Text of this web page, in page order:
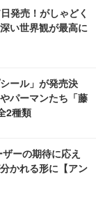
発売！がしゃどく
い世界観が最高に
ール」が発売決
パーマンたち「藤
2種類
ーの期待に応え
かれる形に【アン